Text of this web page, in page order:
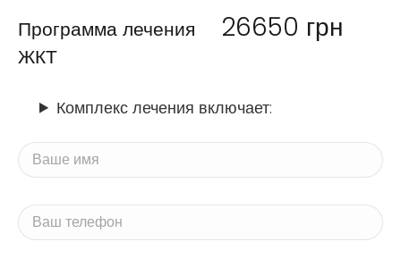
Программа лечения
ЖКТ
26650 грн
Комплекс лечения включает: